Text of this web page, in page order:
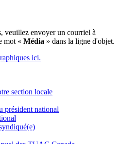
veuillez envoyer un courriel à
mot « Média » dans la ligne d'objet.
ici.
section locale
président national